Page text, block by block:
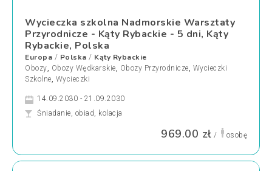
Wycieczka szkolna Nadmorskie Warsztaty
Przyrodnicze - Kąty Rybackie - 5 dni, Kąty
Rybackie, Polska
Europa / Polska / Kąty Rybackie
Obozy, Obozy Wędkarskie, Obozy Przyrodnicze, Wycieczki
Szkolne, Wycieczki
14.09.2030 - 21.09.2030
Śniadanie, obiad, kolacja
969.00 zł / osobę